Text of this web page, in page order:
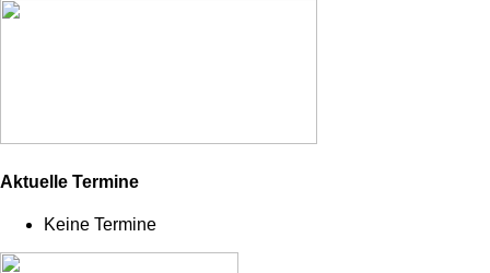
Aktuelle Termine
Keine Termine